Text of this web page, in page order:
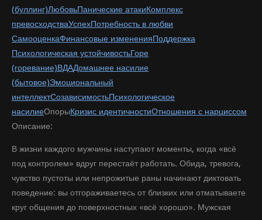
(буллинг)ЛюбовьПанические атакиКомплекс
превосходстваУспехПотребность в любви
СамооценкаФинансовые измененияПоддержка
Психологическая устойчивостьГоре
(горевание)ВДАДомашнее насилие
(бытовое)Эмоциональный
интеллектСозависимостьПсихологическое
насилиеОпорыКризис идентичностиОтношения с нарциссом
Описание:
В жизни каждого мужчины наступают моменты, когда «всё
под контролем» вдруг перестаёт работать. Обида, тревога,
чувство пустоты или непрожитые раны начинают диктовать
поведение: вы отгораживаетесь от близких или отматываете
круг общения до поверхностных «всё хорошо». Мужская